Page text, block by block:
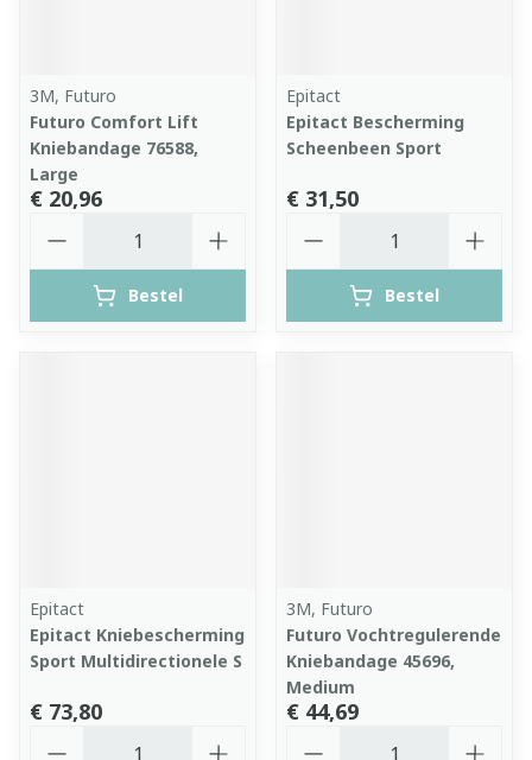
3M, Futuro
Futuro Comfort Lift
Kniebandage 76588,
Large
€ 20,96
Bestel
Epitact
Epitact Bescherming
Scheenbeen Sport
€ 31,50
Bestel
Epitact
Epitact Kniebescherming
Sport Multidirectionele S
€ 73,80
3M, Futuro
Futuro Vochtregulerende
Kniebandage 45696,
Medium
€ 44,69